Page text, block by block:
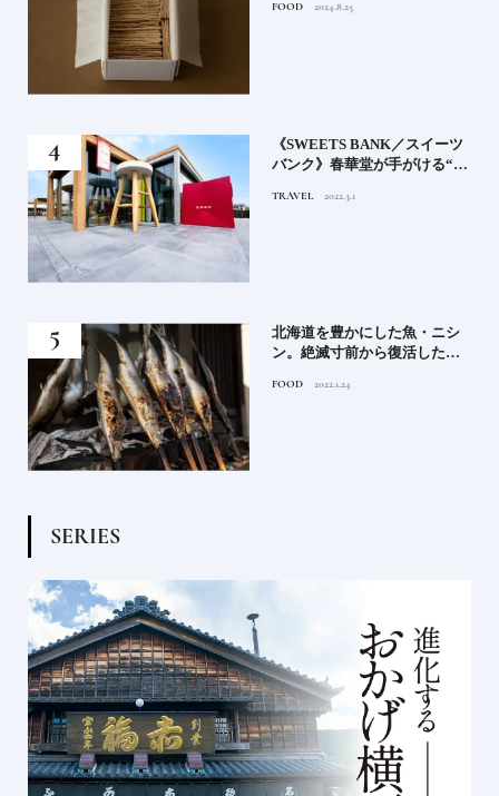
FOOD 2024.8.25
《SWEETS BANK／スイーツ
バンク》春華堂が手がける“記
TRAVEL 2022.3.1
北海道を豊かにした魚・ニシ
ン。絶滅寸前から復活した理
を知る旅
FOOD 2022.1.24
SERIES